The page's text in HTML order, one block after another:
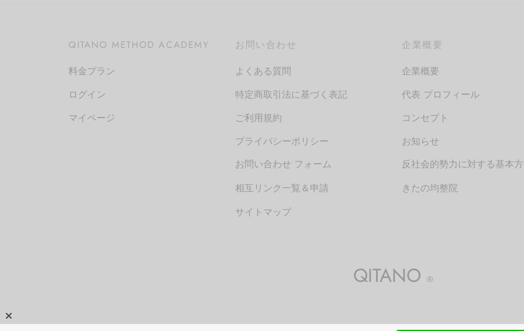
QITANO METHOD ACADEMY
料金プラン
ログイン
マイページ
お問い合わせ
よくある質問
特定商取引法に基づく表記
ご利用規約
プライバシーポリシー
お問い合わせ フォーム
相互リンク一覧＆申請
サイトマップ
企業概要
企業概要
代表 プロフィール
コンセプト
お知らせ
反社会的勢力に対する基本
きたの均整院
QITANO ®